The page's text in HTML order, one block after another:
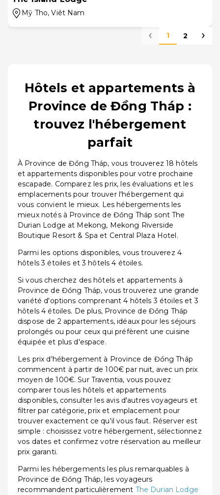
Mỹ Tho, Viêt Nam
1 2
Hôtels et appartements à
Province de Đồng Tháp :
trouvez l'hébergement
parfait
À Province de Đồng Tháp, vous trouverez 18 hôtels
et appartements disponibles pour votre prochaine
escapade. Comparez les prix, les évaluations et les
emplacements pour trouver l'hébergement qui
vous convient le mieux. Les hébergements les
mieux notés à Province de Đồng Tháp sont The
Durian Lodge at Mekong, Mekong Riverside
Boutique Resort & Spa et Central Plaza Hotel.
Parmi les options disponibles, vous trouverez 4
hôtels 3 étoiles et 3 hôtels 4 étoiles.
Si vous cherchez des hôtels et appartements à
Province de Đồng Tháp, vous trouverez une grande
variété d'options comprenant 4 hôtels 3 étoiles et 3
hôtels 4 étoiles. De plus, Province de Đồng Tháp
dispose de 2 appartements, idéaux pour les séjours
prolongés ou pour ceux qui préfèrent une cuisine
équipée et plus d'espace.
Les prix d'hébergement à Province de Đồng Tháp
commencent à partir de 100€ par nuit, avec un prix
moyen de 100€. Sur Traventia, vous pouvez
comparer tous les hôtels et appartements
disponibles, consulter les avis d'autres voyageurs et
filtrer par catégorie, prix et emplacement pour
trouver exactement ce qu'il vous faut. Réserver est
simple : choisissez votre hébergement, sélectionnez
vos dates et confirmez votre réservation au meilleur
prix garanti.
Parmi les hébergements les plus remarquables à
Province de Đồng Tháp, les voyageurs
recommandent particulièrement The Durian Lodge